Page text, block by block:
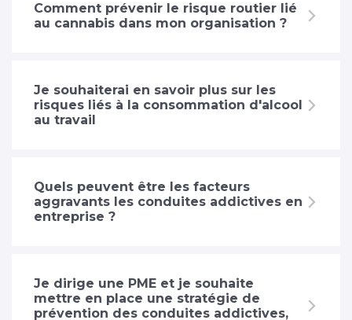
Comment prévenir le risque routier lié
au cannabis dans mon organisation ?
Je souhaiterai en savoir plus sur les
risques liés à la consommation d'alcool
au travail
Quels peuvent être les facteurs
aggravants les conduites addictives en
entreprise ?
Je dirige une PME et je souhaite
mettre en place une stratégie de
prévention des conduites addictives,